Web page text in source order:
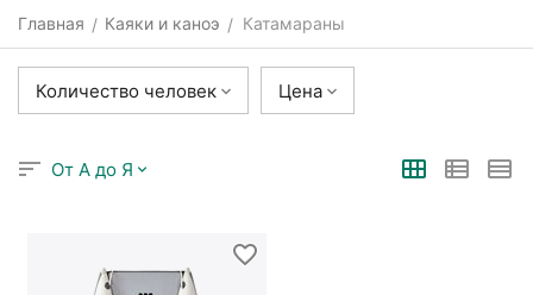
Главная / Каяки и каноэ / Катамараны
Количество человек Цена
От А до Я